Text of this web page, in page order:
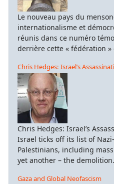
Le nouveau pays du
internationalisme et
réunis dans ce numéro
derrière cette « fédération »
Chris Hedges: Israel’s
Chris Hedges: Israel’s
Israel ticks off its list of
Palestinians, including
yet another – the
Gaza and Global Neofascism